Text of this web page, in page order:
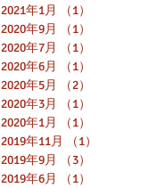
2021年1月
（1）
2020年9月
（1）
2020年7月
（1）
2020年6月
（1）
2020年5月
（2）
2020年3月
（1）
2020年1月
（1）
2019年11月
（1）
2019年9月
（3）
2019年6月
（1）